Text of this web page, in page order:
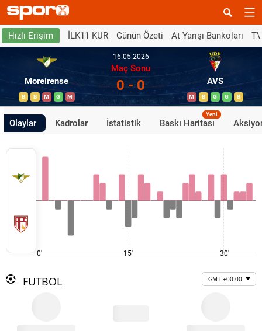
Hızlı Erişim İLK11 KUR Günün Özeti At Yarışı Bankoları
Moreirense
B B M G M
16.05.2026
Maç Sonu
0 - 0 AVS
M B G G B
Olaylar Kadrolar İstatistik Baskı Haritası
Yeni
0' 15' 30'
FUTBOL GMT +00:00